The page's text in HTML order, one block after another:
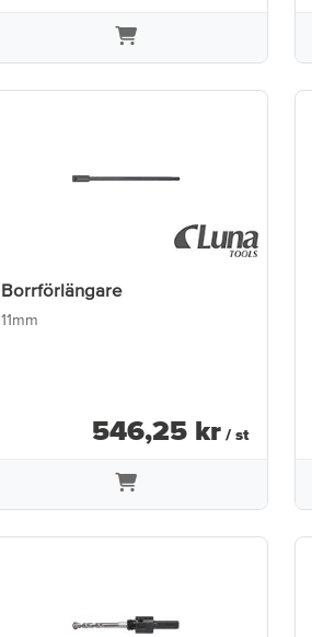
Borrförlängare
11mm
546,25 kr / st